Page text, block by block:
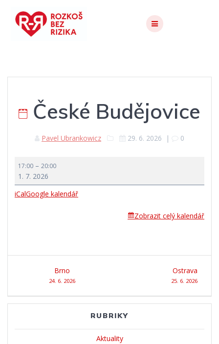
České Budějovice
Pavel Ubrankowicz 29. 6. 2026 | 0
České
Budějovice
17:00 – 20:00
1. 7. 2026
iCalGoogle kalendář
Zobrazit celý kalendář
Navigace
příspěvek
Brno
24. 6. 2026
Ostrava
25. 6. 2026
RUBRIKY
Aktuality